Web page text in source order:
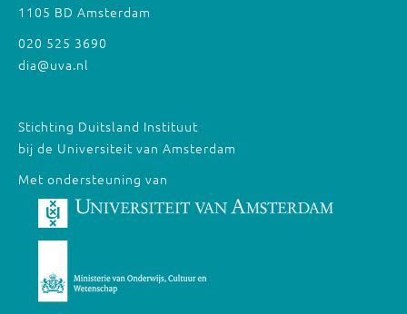
1105 BD Amsterdam
020 525 3690
dia@uva.nl
Stichting Duitsland Instituut
bij de Universiteit van Amsterdam
Met ondersteuning van